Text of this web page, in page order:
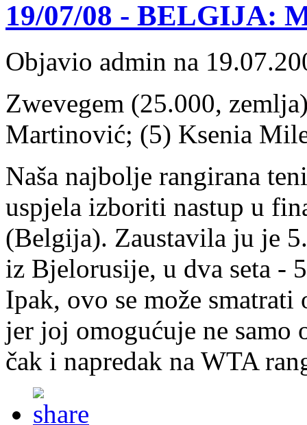
19/07/08 - BELGIJA:
Objavio admin na
Zwevegem (25.000,
Martinović; (5) Ksenia
Naša najbolje rangirana
uspjela izboriti nastup u
(Belgija). Zaustavila ju je
iz Bjelorusije, u dva seta -
Ipak, ovo se može smatrati
jer joj omogućuje ne samo
čak i napredak na WTA